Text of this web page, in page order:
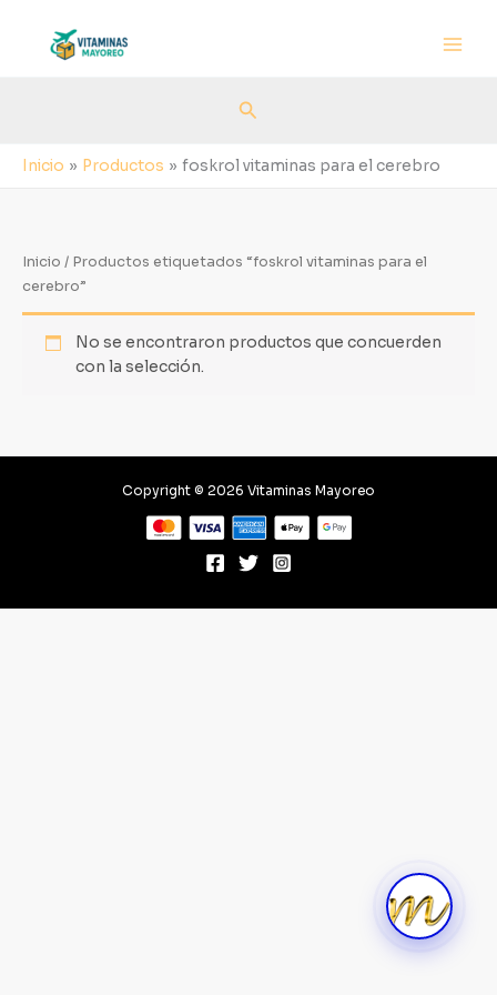
contenido
Buscar
Inicio Productos foskrol vitaminas para el cerebro
Inicio / Productos etiquetados “foskrol vitaminas para el
cerebro”
No se encontraron productos que concuerden
con la selección.
Copyright © 2026 Vitaminas Mayoreo